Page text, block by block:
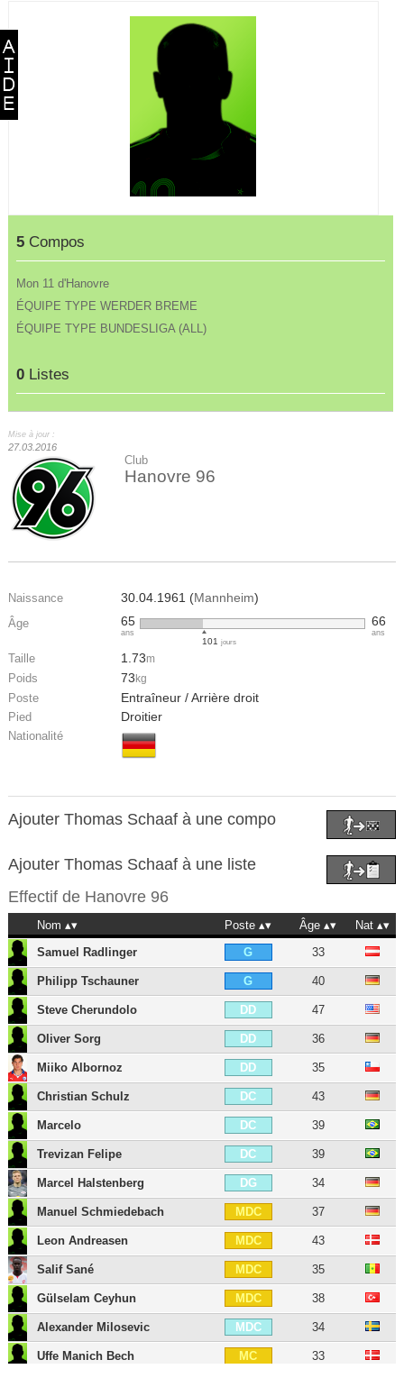
5 Compos
Mon 11 d'Hanovre
ÉQUIPE TYPE WERDER BREME
ÉQUIPE TYPE BUNDESLIGA (ALL)
0 Listes
Mise à jour :
27.03.2016
Club
Hanovre 96
Naissance 30.04.1961 (Mannheim)
Âge 65
ans
101 jours
66
ans
Taille 1.73m
Poids 73 kg
Poste Entraîneur / Arrière droit
Pied Droitier
Nationalité
Ajouter Thomas Schaaf à une compo
Ajouter Thomas Schaaf à une liste
Effectif de Hanovre 96
Nom Poste Âge
Nat
Samuel Radlinger
G 33
Philipp Tschauner G 40
Steve Cherundolo DD 47
Oliver Sorg DD 36
Miiko Albornoz DD 35
Christian Schulz DC 43
Marcelo DC 39
Trevizan Felipe DC 39
Marcel Halstenberg DG 34
Manuel Schmiedebach MDC 37
Leon Andreasen MDC 43
Salif Sané MDC 35
Gülselam Ceyhun MDC 38
Alexander Milosevic MDC 34
Uffe Manich Bech MC 33